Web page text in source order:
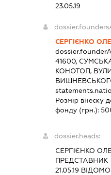
23.05.19
СЕРГІЄНКО
41600,
КОНОТОП,
Розмір внеску
фонду (грн.):
dossier.heads:
СЕРГІЄНКО
ПРЕДСТАВНИК
21.05.19